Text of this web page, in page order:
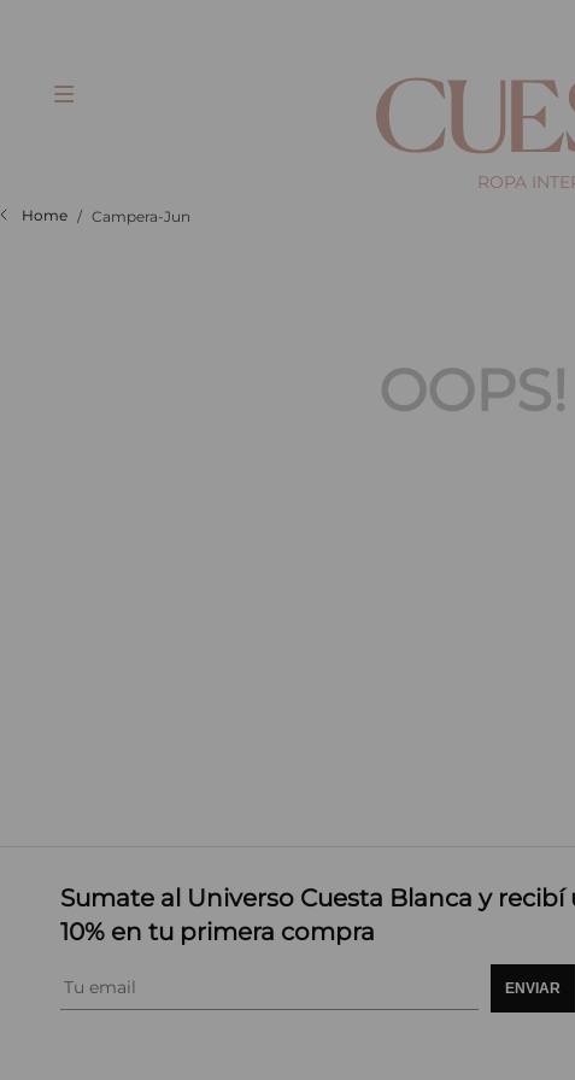
ROPA
Campera-Jun
OOPS!
Sumate al Universo Cuesta Blanca y recibí
10% en tu primera compra
ENVIAR